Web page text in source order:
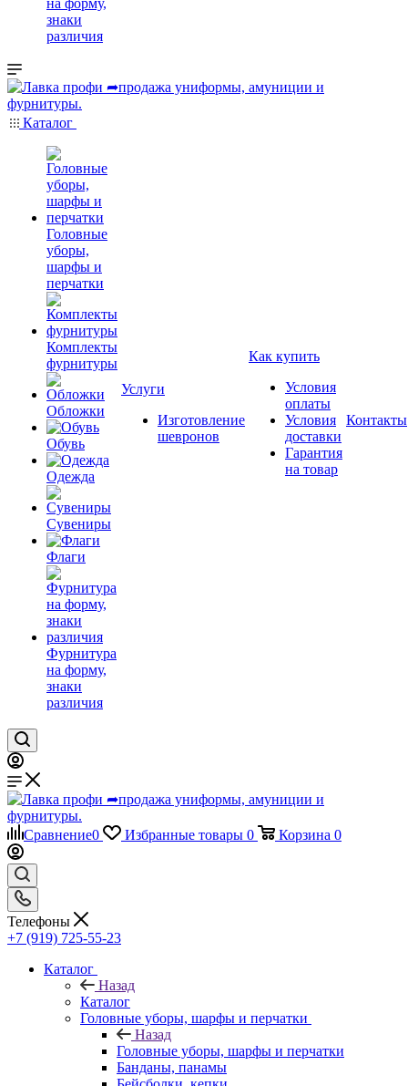
на форму,
знаки
различия
Каталог
Головные
уборы,
шарфы и
перчатки
Комплекты
фурнитуры
Обложки
Обувь
Одежда
Сувениры
Флаги
Фурнитура
на форму,
знаки
различия
Услуги
Изготовление
шевронов
Как купить
Условия
оплаты
Условия
доставки
Гарантия
на товар
Контакты
Сравнение0 Избранные товары 0 Корзина 0
Телефоны
+7 (919) 725-55-23
Каталог
Назад
Каталог
Головные уборы, шарфы и перчатки
Назад
Головные уборы, шарфы и перчатки
Банданы, панамы